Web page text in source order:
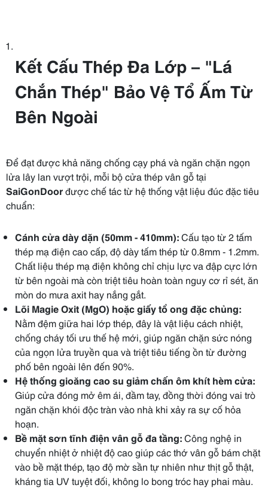
Kết Cấu Thép Đa Lớp – "Lá
Chắn Thép" Bảo Vệ Tổ Ấm Từ
Bên Ngoài
Để đạt được khả năng chống cạy phá và ngăn chặn ngọn
lửa lây lan vượt trội, mỗi bộ cửa thép vân gỗ tại
SaiGonDoorđược chế tác từ hệ thống vật liệu đúc đặc tiêu
chuẩn:
Cánh cửa dày dặn (50mm - 410mm):Cấu tạo từ 2 tấm
thép mạ điện cao cấp, độ dày tấm thép từ 0.8mm - 1.2mm.
Chất liệu thép mạ điện không chỉ chịu lực va đập cực lớn
từ bên ngoài mà còn triệt tiêu hoàn toàn nguy cơ rỉ sét, ăn
mòn do mưa axit hay nắng gắt.
Lõi Magie Oxit (MgO) hoặc giấy tổ ong đặc chủng:
Nằm đệm giữa hai lớp thép, đây là vật liệu cách nhiệt,
chống cháy tối ưu thế hệ mới, giúp ngăn chặn sức nóng
của ngọn lửa truyền qua và triệt tiêu tiếng ồn từ đường
phố bên ngoài lên đến 90%.
Hệ thống gioăng cao su giảm chấn ôm khít hèm cửa:
Giúp cửa đóng mở êm ái, đầm tay, đồng thời đóng vai trò
ngăn chặn khói độc tràn vào nhà khi xảy ra sự cố hỏa
hoạn.
Bề mặt sơn tĩnh điện vân gỗ đa tầng:Công nghệ in
chuyển nhiệt ở nhiệt độ cao giúp các thớ vân gỗ bám chặt
vào bề mặt thép, tạo độ mờ sần tự nhiên như thịt gỗ thật,
kháng tia UV tuyệt đối, không lo bong tróc hay phai màu.